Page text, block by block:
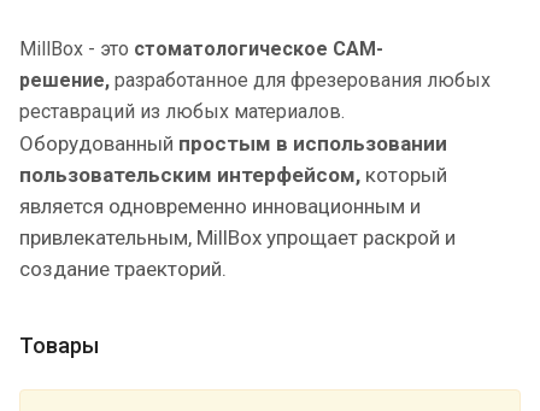
MillBox - это стоматологическое CAM-
решение, разработанное для фрезерования любых
реставраций из любых материалов.
Оборудованный простым в использовании
пользовательским интерфейсом, который
является одновременно инновационным и
привлекательным, MillBox упрощает раскрой и
создание траекторий.
Товары